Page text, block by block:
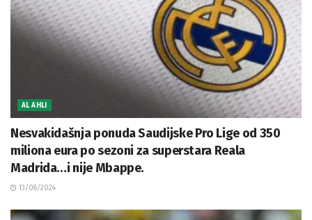
AL AHLI
Nesvakidašnja ponuda Saudijske Pro Lige od 350
miliona eura po sezoni za superstara Reala
Madrida…i nije Mbappe.
13/08/2024